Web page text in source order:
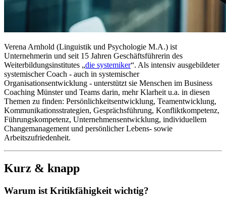
Verena Arnhold (Linguistik und Psychologie M.A.) ist
Unternehmerin und seit 15 Jahren Geschäftsführerin des
Weiterbildungsinstitutes „die systemiker“. Als intensiv ausgebildeter
systemischer Coach - auch in systemischer
Organisationsentwicklung - unterstützt sie Menschen im Business
Coaching Münster und Teams darin, mehr Klarheit u.a. in diesen
Themen zu finden: Persönlichkeitsentwicklung, Teamentwicklung,
Kommunikationsstrategien, Gesprächsführung, Konfliktkompetenz,
Führungskompetenz, Unternehmensentwicklung, individuellem
Changemanagement und persönlicher Lebens- sowie
Arbeitszufriedenheit.
Kurz & knapp
Warum ist Kritikfähigkeit wichtig?